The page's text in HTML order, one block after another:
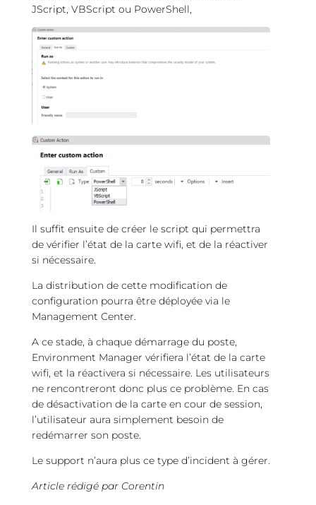
JScript, VBScript ou PowerShell,
Il suffit ensuite de créer le script qui permettra
de vérifier l’état de la carte wifi, et de la réactiver
si nécessaire.
La distribution de cette modification de
configuration pourra être déployée via le
Management Center.
A ce stade, à chaque démarrage du poste,
Environment Manager vérifiera l’état de la carte
wifi, et la réactivera si nécessaire. Les utilisateurs
ne rencontreront donc plus ce problème. En cas
de désactivation de la carte en cour de session,
l’utilisateur aura simplement besoin de
redémarrer son poste.
Le support n’aura plus ce type d’incident à gérer.
Article rédigé par Corentin